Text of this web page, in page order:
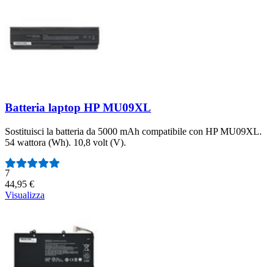
Batteria laptop HP MU09XL
Sostituisci la batteria da 5000 mAh compatibile con HP MU09XL.
54 wattora (Wh). 10,8 volt (V).
Numero di recensioni:
7
44,95 €
Visualizza